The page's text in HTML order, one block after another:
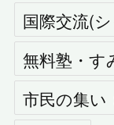
国際交流(
無料塾・す
市民の集い